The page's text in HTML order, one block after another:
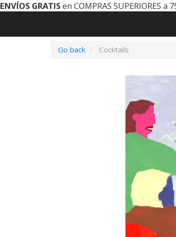
ENVÍOS GRATISen COMPRAS SUPERIORES a
Go back Cocktails